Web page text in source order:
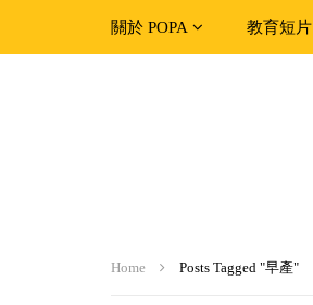
關於 POPA 教育短片
Home Posts Tagged "早產"